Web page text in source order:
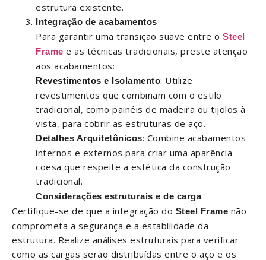
estrutura existente.
Integração de acabamentos
Para garantir uma transição suave entre o Steel
Frame e as técnicas tradicionais, preste atenção
aos acabamentos:
Revestimentos e Isolamento: Utilize
revestimentos que combinam com o estilo
tradicional, como painéis de madeira ou tijolos à
vista, para cobrir as estruturas de aço.
Detalhes Arquitetônicos: Combine acabamentos
internos e externos para criar uma aparência
coesa que respeite a estética da construção
tradicional.
Considerações estruturais e de carga
Certifique-se de que a integração do Steel Frame não
comprometa a segurança e a estabilidade da
estrutura. Realize análises estruturais para verificar
como as cargas serão distribuídas entre o aço e os